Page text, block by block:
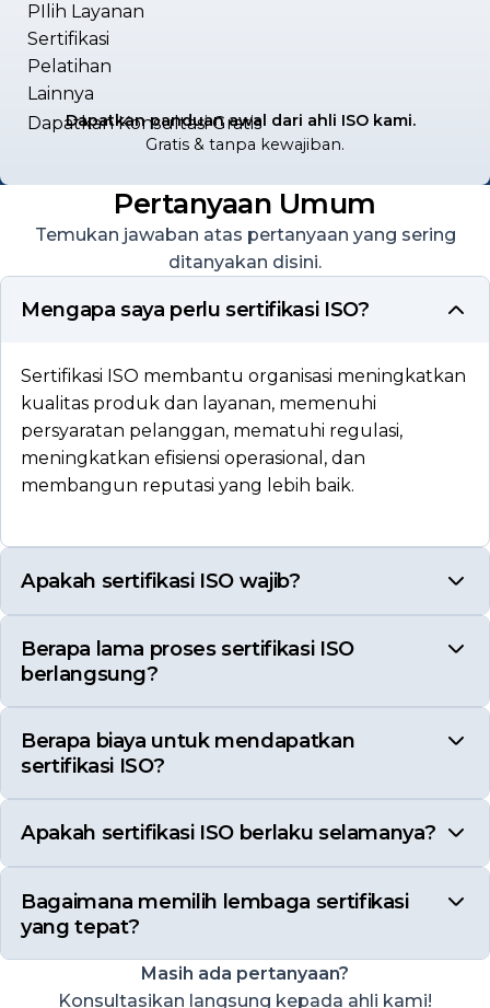
PIlih Layanan
Sertifikasi
Pelatihan
Lainnya
Dapatkan Konsultasi Gratis
Dapatkan panduan awal dari ahli ISO kami.
Gratis & tanpa kewajiban.
Pertanyaan Umum
Temukan jawaban atas pertanyaan yang sering
ditanyakan disini.
Mengapa saya perlu sertifikasi ISO?
Sertifikasi ISO membantu organisasi meningkatkan
kualitas produk dan layanan, memenuhi
persyaratan pelanggan, mematuhi regulasi,
meningkatkan efisiensi operasional, dan
membangun reputasi yang lebih baik.
Apakah sertifikasi ISO wajib?
Berapa lama proses sertifikasi ISO
berlangsung?
Berapa biaya untuk mendapatkan
sertifikasi ISO?
Apakah sertifikasi ISO berlaku selamanya?
Bagaimana memilih lembaga sertifikasi
yang tepat?
Masih ada pertanyaan?
Konsultasikan langsung kepada ahli kami!